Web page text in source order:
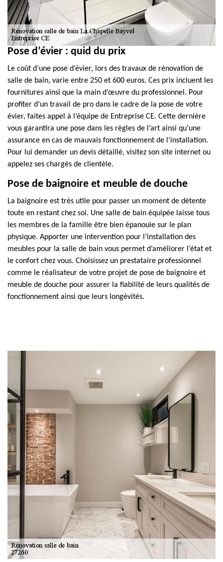
Pose d’évier : quid du prix
Le coût d’une pose d’évier, lors des travaux de rénovation de
salle de bain, varie entre 250 et 600 euros. Ces prix incluent les
fournitures ainsi que la main d’œuvre du professionnel. Pour
profiter d’un travail de pro dans le cadre de la pose de votre
évier, faites appel à l’équipe de Entreprise CE. Cette dernière
vous garantira une pose dans les règles de l’art ainsi qu’une
assurance en cas de mauvais fonctionnement de l’installation.
Pour lui demander un devis détaillé, visitez son site internet ou
appelez ses chargés de clientèle.
Pose de baignoire et meuble de douche
La baignoire est très utile pour passer un moment de détente
toute en restant chez soi. Une salle de bain équipée laisse tous
les membres de la famille être bien épanouie sur le plan
physique. Apporter une intervention pour l’installation des
meubles pour la salle de bain vous permet d’améliorer l’état et
le confort chez vous. Choisissez un prestataire professionnel
comme le réalisateur de votre projet de pose de baignoire et
meuble de douche pour assurer la fiabilité de leurs qualités de
fonctionnement ainsi que leurs longévités.